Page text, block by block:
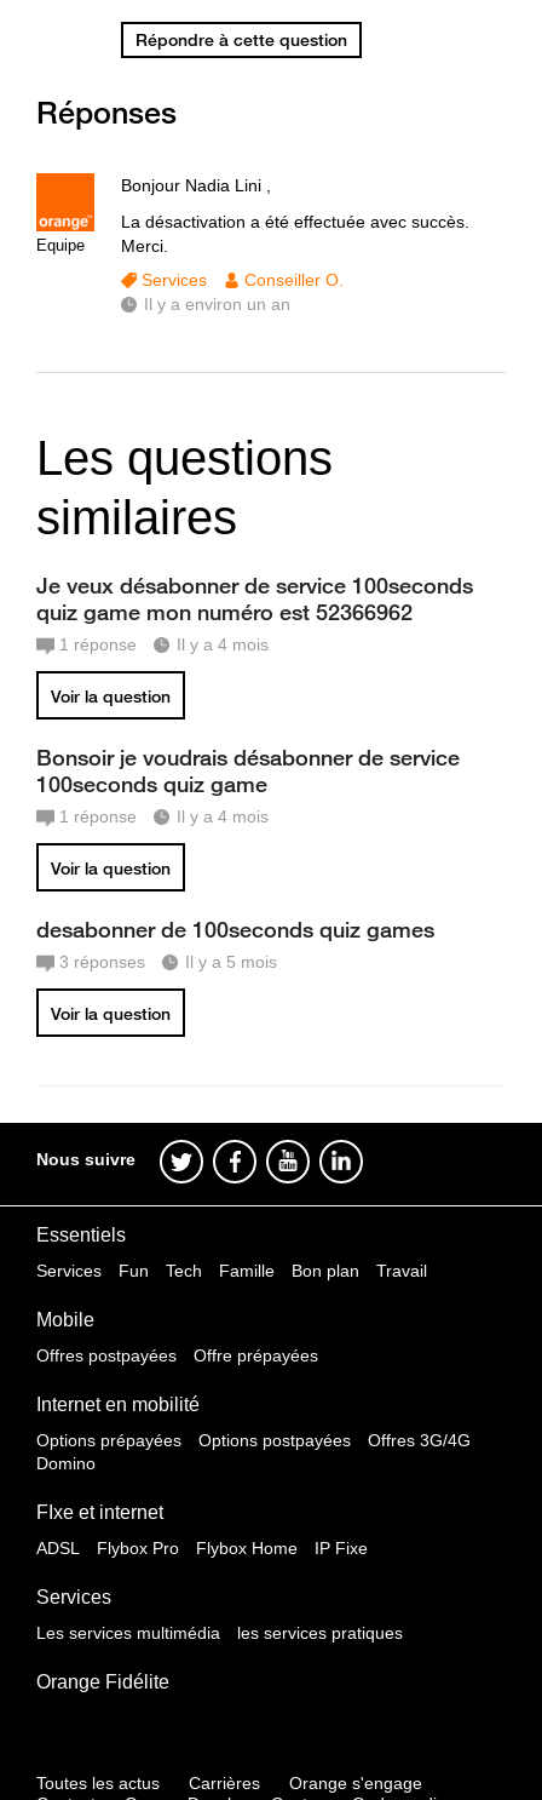
Répondre à cette question
Réponses
Equipe
Bonjour Nadia Lini ,
La désactivation a été effectuée avec succès.
Merci.
Services
Conseiller O.
Il y a environ un an
Les questions
similaires
Je veux désabonner de service 100seconds
quiz game mon numéro est 52366962
1 réponse Il y a 4 mois
Voir la question
Bonsoir je voudrais désabonner de service
100seconds quiz game
1 réponse Il y a 4 mois
Voir la question
desabonner de 100seconds quiz games
3 réponses Il y a 5 mois
Voir la question
Nous suivre
Essentiels
Services Fun Tech Famille Bon plan Travail
Mobile
Offres postpayées Offre prépayées
Internet en mobilité
Options prépayées Options postpayées
Offres 3G/4G
Domino
FIxe et internet
ADSL Flybox Pro Flybox Home IP Fixe
Services
Les services multimédia les services pratiques
Orange Fidélite
Toutes les actus Carrières
Orange s'engage